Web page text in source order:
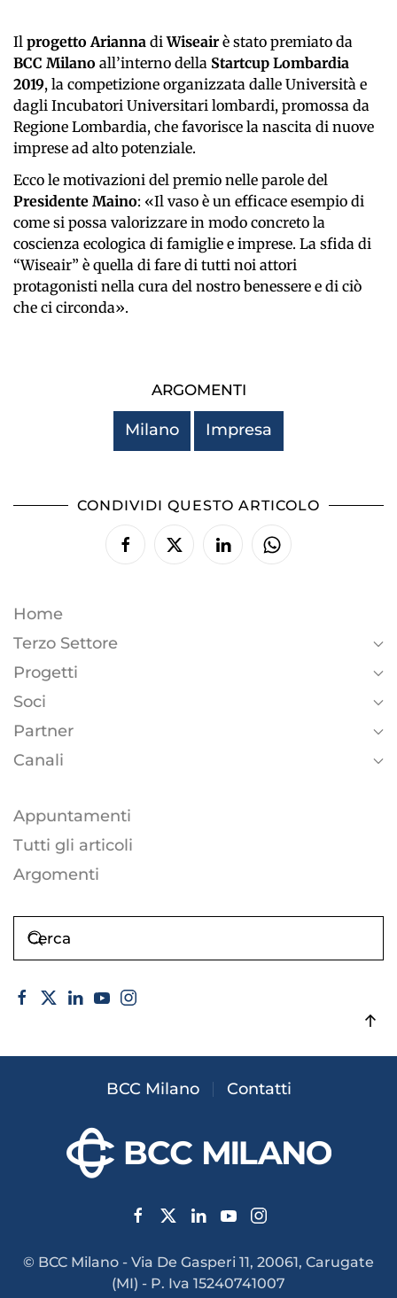
Il progetto Arianna diWiseairè stato premiato da
BCC Milano all’interno della Startcup Lombardia
2019, la competizione organizzata dalle Università e
dagli Incubatori Universitari lombardi, promossa da
Regione Lombardia, che favorisce la nascita di nuove
imprese ad alto potenziale.
Ecco le motivazioni del premio nelle parole del
Presidente Maino: «Il vaso è un efficace esempio di
come si possa valorizzare in modo concreto la
coscienza ecologica di famiglie e imprese. La sfida di
“Wiseair” è quella di fare di tutti noi attori
protagonisti nella cura del nostro benessere e di ciò
che ci circonda».
ARGOMENTI
Milano Impresa
CONDIVIDI QUESTO ARTICOLO
Home
Terzo Settore
Progetti
Soci
Partner
Canali
Appuntamenti
Tutti gli articoli
Argomenti
BCC Milano Contatti
© BCC Milano - Via De Gasperi 11, 20061, Carugate
(MI) - P. Iva 15240741007